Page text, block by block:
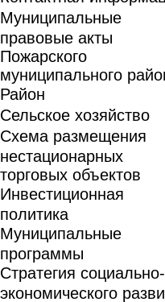
Муниципальные
правовые акты
Пожарского
муниципального
Район
Сельское хозяйство
Схема размещения
нестационарных
торговых объектов
Инвестиционная
политика
Муниципальные
программы
Стратегия социально-
экономического